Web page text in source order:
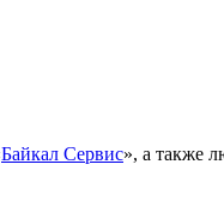
Байкал Сервис», а также